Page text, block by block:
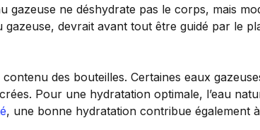
gazeuse ne déshydrate pas le corps, mais
gazeuse, devrait avant tout être guidé par le
des bouteilles. Certaines eaux
Pour une hydratation optimale, l’eau
, une bonne hydratation contribue également